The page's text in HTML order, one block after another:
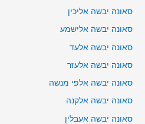
סאונה יבשה אליכין
סאונה יבשה אלישמע
סאונה יבשה אלעד
סאונה יבשה אלעזר
סאונה יבשה אלפי מנשה
סאונה יבשה אלקנה
סאונה יבשה אעבלין